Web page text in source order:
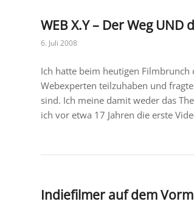
WEB X.Y – Der Weg UND
6. Juli 2008
Ich hatte beim heutigen Filmbrunch
Webexperten teilzuhaben und
sind. Ich meine damit weder das
ich vor etwa 17 Jahren die erste
Indiefilmer auf dem